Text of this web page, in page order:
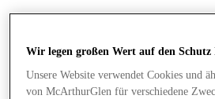
Wir legen großen Wert auf den
Unsere Website verwendet Cookies und
von McArthurGlen für verschiedene